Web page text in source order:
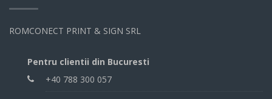
ROMCONECT PRINT & SIGN SRL
Pentru clientii din Bucuresti
+40 788 300 057